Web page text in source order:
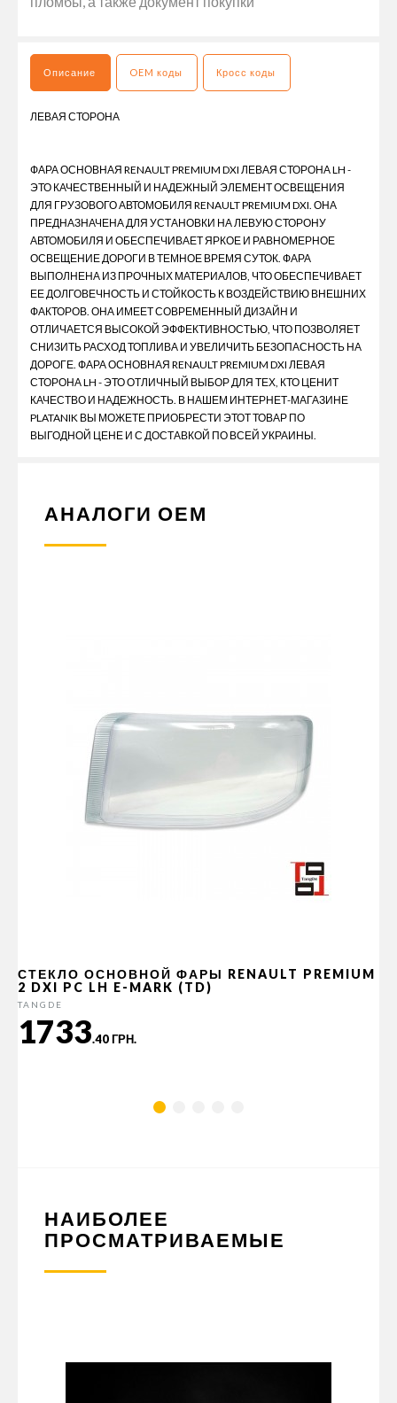
Описание OEM коды Кросс коды
ЛЕВАЯ СТОРОНА
ФАРА ОСНОВНАЯ RENAULT PREMIUM DXI ЛЕВАЯ СТОРОНА LH -
ЭТО КАЧЕСТВЕННЫЙ И НАДЕЖНЫЙ ЭЛЕМЕНТ ОСВЕЩЕНИЯ
ДЛЯ ГРУЗОВОГО АВТОМОБИЛЯ RENAULT PREMIUM DXI. ОНА
ПРЕДНАЗНАЧЕНА ДЛЯ УСТАНОВКИ НА ЛЕВУЮ СТОРОНУ
АВТОМОБИЛЯ И ОБЕСПЕЧИВАЕТ ЯРКОЕ И РАВНОМЕРНОЕ
ОСВЕЩЕНИЕ ДОРОГИ В ТЕМНОЕ ВРЕМЯ СУТОК. ФАРА
ВЫПОЛНЕНА ИЗ ПРОЧНЫХ МАТЕРИАЛОВ, ЧТО ОБЕСПЕЧИВАЕТ
ЕЕ ДОЛГОВЕЧНОСТЬ И СТОЙКОСТЬ К ВОЗДЕЙСТВИЮ ВНЕШНИХ
ФАКТОРОВ. ОНА ИМЕЕТ СОВРЕМЕННЫЙ ДИЗАЙН И
ОТЛИЧАЕТСЯ ВЫСОКОЙ ЭФФЕКТИВНОСТЬЮ, ЧТО ПОЗВОЛЯЕТ
СНИЗИТЬ РАСХОД ТОПЛИВА И УВЕЛИЧИТЬ БЕЗОПАСНОСТЬ НА
ДОРОГЕ. ФАРА ОСНОВНАЯ RENAULT PREMIUM DXI ЛЕВАЯ
СТОРОНА LH - ЭТО ОТЛИЧНЫЙ ВЫБОР ДЛЯ ТЕХ, КТО ЦЕНИТ
КАЧЕСТВО И НАДЕЖНОСТЬ. В НАШЕМ ИНТЕРНЕТ-МАГАЗИНЕ
PLATANIK ВЫ МОЖЕТЕ ПРИОБРЕСТИ ЭТОТ ТОВАР ПО
ВЫГОДНОЙ ЦЕНЕ И С ДОСТАВКОЙ ПО ВСЕЙ УКРАИНЫ.
АНАЛОГИ ОЕМ
СТЕКЛО ОСНОВНОЙ ФАРЫ RENAULT PREMIUM
2 DXI PC LH E-MARK (TD)
TANGDE
1733.40 ГРН.
НАИБОЛЕЕ
ПРОСМАТРИВАЕМЫЕ